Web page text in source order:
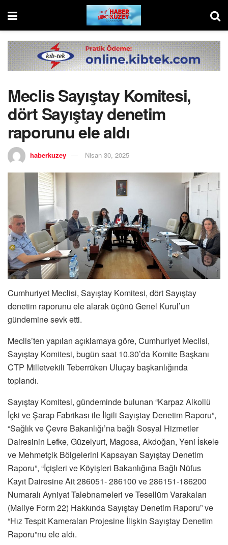
Meclis Sayıştay Komitesi,
dört Sayıştay denetim
raporunu ele aldı
haberkuzey Nisan 30, 2025
Cumhuriyet Meclisi, Sayıştay Komitesi, dört Sayıştay
denetim raporunu ele alarak üçünü Genel Kurul’un
gündemine sevk etti.
Meclis’ten yapılan açıklamaya göre, Cumhuriyet Meclisi,
Sayıştay Komitesi, bugün saat 10.30’da Komite Başkanı
CTP Milletvekili Teberrüken Uluçay başkanlığında
toplandı.
Sayıştay Komitesi, gündeminde bulunan “Karpaz Alkollü
İçki ve Şarap Fabrikası ile İlgili Sayıştay Denetim Raporu”,
“Sağlık ve Çevre Bakanlığı’na bağlı Sosyal Hizmetler
Dairesinin Lefke, Güzelyurt, Magosa, Akdoğan, Yeni İskele
ve Mehmetçik Bölgelerini Kapsayan Sayıştay Denetim
Raporu”, “İçişleri ve Köyişleri Bakanlığına Bağlı Nüfus
Kayıt Dairesine Ait 286051- 286100 ve 286151-186200
Numaralı Ayniyat Talebnameleri ve Tesellüm Varakaları
(Maliye Form 22) Hakkında Sayıştay Denetim Raporu” ve
“Hız Tespit Kameraları Projesine İlişkin Sayıştay Denetim
Raporu”nu ele aldı.